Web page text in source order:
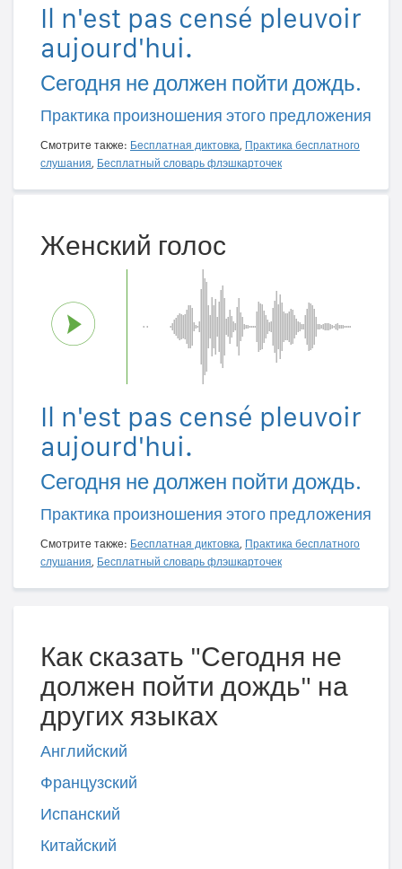
Il n'est pas censé pleuvoir
aujourd'hui.
Сегодня не должен пойти дождь.
Практика произношения этого предложения
Смотрите также: Бесплатная диктовка, Практика бесплатного
слушания, Бесплатный словарь флэшкарточек
Женский голос
Il n'est pas censé pleuvoir
aujourd'hui.
Сегодня не должен пойти дождь.
Практика произношения этого предложения
Смотрите также: Бесплатная диктовка, Практика бесплатного
слушания, Бесплатный словарь флэшкарточек
Как сказать "Сегодня не
должен пойти дождь" на
других языках
Английский
Французский
Испанский
Китайский